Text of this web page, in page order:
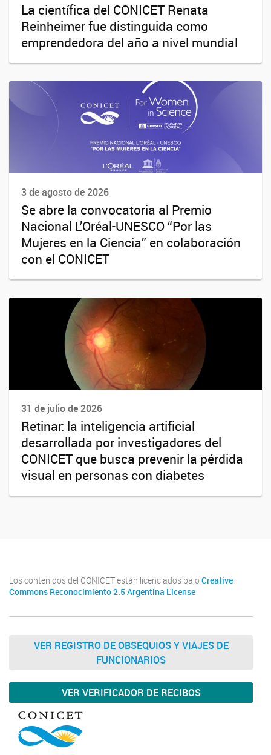
La científica del CONICET Renata
Reinheimer fue distinguida como
emprendedora del año a nivel mundial
3 de agosto de 2026
Se abre la convocatoria al Premio
Nacional L’Oréal-UNESCO “Por las
Mujeres en la Ciencia” en colaboración
con el CONICET
31 de julio de 2026
Retinar: la inteligencia artificial
desarrollada por investigadores del
CONICET que busca prevenir la pérdida
visual en personas con diabetes
Los contenidos del CONICET están licenciados bajo Creative
Commons Reconocimiento 2.5 Argentina License
VER REGISTRO DE OBSEQUIOS Y VIAJES DE
FUNCIONARIOS
VER VERIFICADOR DE RECIBOS